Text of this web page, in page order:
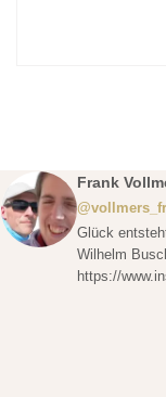
Frank
Glück
Wilhelm
https://